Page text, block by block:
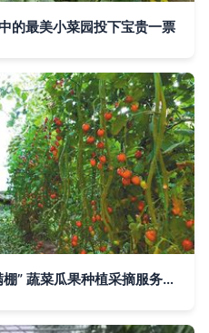
的最美小菜园投下宝贵一票
巴彦淖尔市 番茄丰收“珠玉满棚” 蔬菜瓜果种植采摘服务助农增收